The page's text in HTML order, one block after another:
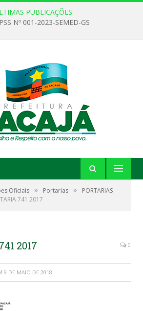
PUBLICAÇÕES:
Nº 001-2023-SEMED-GS
Oficiais » Portarias »
PORTARIAS
741 2017
2017 0
9 DE MAIO DE 2018